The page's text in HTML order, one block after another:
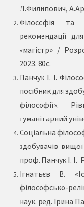
Л.Филипович,
Філософія та
рекомендації
«магістр» /
2023. 80с.
Панчук І. І.
посібник для
філософії».
гуманітарний
Соціальна
здобувачів
проф. Панчук І. І.
Ігнатьєв В.
філософсько-
наук. ред. Ірина